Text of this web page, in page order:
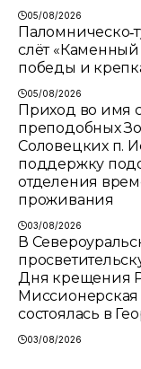
05/08/2026
слёт «Каменный
победы и
05/08/2026
Приход во имя
преподобных
Соловецких п.
поддержку
отделения
проживания
03/08/2026
В
Дня крещения
Миссионерская
состоялась в
03/08/2026